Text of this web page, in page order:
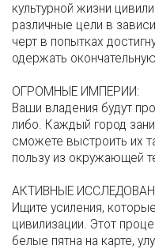
культурной жизни
различные цели в
черт в попытках
одержать
ОГРОМНЫЕ ИМПЕРИИ:
Ваши владения будут
либо. Каждый город
сможете выстроить их
пользу из окружающей
АКТИВНЫЕ
Ищите усиления,
цивилизации. Этот
белые пятна на карте,